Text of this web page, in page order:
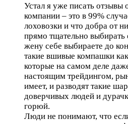
Устал я уже писать отзывы
компании – это в 99%
лоховозки и что добра от
прямо тщательно выбирать
жену себе выбираете до
такие вшивые компашки
которые на самом деле
настоящим трейдингом,
имеет, и разводят такие
доверчивых людей и
горюй.
Люди не понимают, что